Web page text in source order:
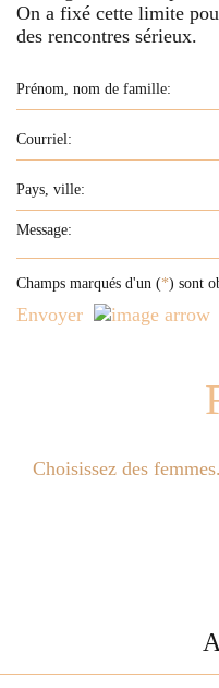
On a fixé cette limite
des rencontres sérieux.
Champs marqués d'un (*) sont
Envoyer
Choisissez des femmes.